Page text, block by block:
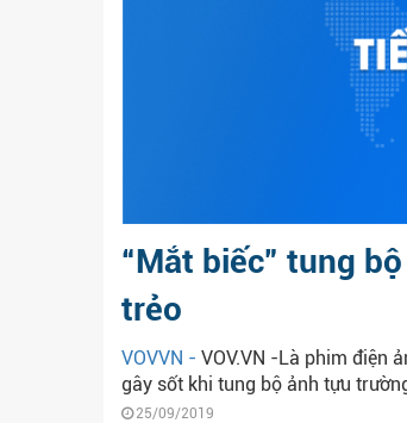
“Mắt biếc” tung
trẻo
VOVVN - VOV.VN -Là phim điện
gây sốt khi tung bộ ảnh tựu
25/09/2019